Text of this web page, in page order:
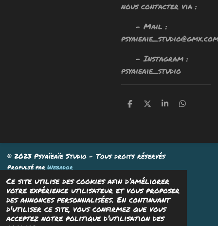
Ce site utilise des cookies afin d’améliorer
votre expérience utilisateur et vous proposer
des annonces personnalisées. En continuant
d'utiliser ce site, vous confirmez que vous
acceptez notre politique d’utilisation des
nous contacter via :
- Mail :
- Instagram :
psyaieaie_studio
P
g
e
r
P
g
e
r
P
g
e
r
P
g
© 2023 Psyaïeaïe Studio - Tous droits réservés
Propulsé par Webador